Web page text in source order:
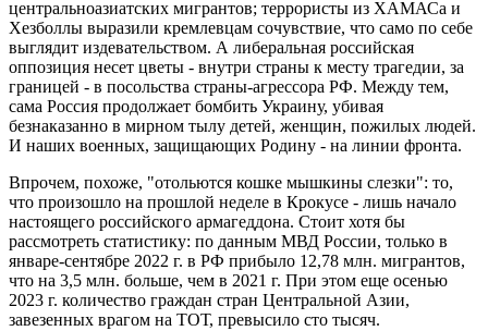
центральноазиатских мигрантов; террористы из ХАМАСа и
Хезболлы выразили кремлевцам сочувствие, что само по себе
выглядит издевательством. А либеральная российская
оппозиция несет цветы - внутри страны к месту трагедии, за
границей - в посольства страны-агрессора РФ. Между тем,
сама Россия продолжает бомбить Украину, убивая
безнаказанно в мирном тылу детей, женщин, пожилых людей.
И наших военных, защищающих Родину - на линии фронта.
Впрочем, похоже, "отольются кошке мышкины слезки": то,
что произошло на прошлой неделе в Крокусе - лишь начало
настоящего российского армагеддона. Стоит хотя бы
рассмотреть статистику: по данным МВД России, только в
январе-сентябре 2022 г. в РФ прибыло 12,78 млн. мигрантов,
что на 3,5 млн. больше, чем в 2021 г. При этом еще осенью
2023 г. количество граждан стран Центральной Азии,
завезенных врагом на ТОТ, превысило сто тысяч.